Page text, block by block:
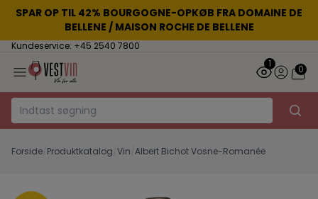
SPAR OP TIL 42% BOURGOGNE-OPKØB FRA DOMAINE DE
BELLENE / MAISON ROCHE DE BELLENE
Kundeservice: +45 2540 7800
1
0
Forside Produktkatalog Vin Albert Bichot Vosne-Romanée